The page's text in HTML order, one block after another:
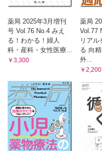
薬局 2025年3月増刊
号 Vol.76 No.4 みえ
る！わかる！婦人
科・産科・女性医療...
￥3,300
薬局
Vol.77
リアル
る 向
外...
￥2,200